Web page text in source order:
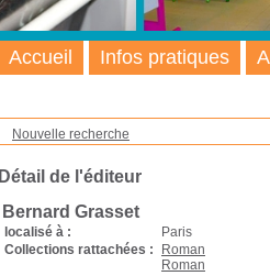
Nouvelle recherche
Détail de l'éditeur
Bernard Grasset
localisé à :
Paris
Collections rattachées :
Roman
Roman
Accueil Infos pratiques